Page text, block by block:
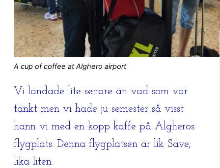
A cup of coffee at Alghero airport
Vi landade lite senare än vad som var
tänkt men vi hade ju semester så visst
hann vi med en kopp kaffe på Algheros
flygplats. Denna flygplatsen är lik Säve,
lika liten.